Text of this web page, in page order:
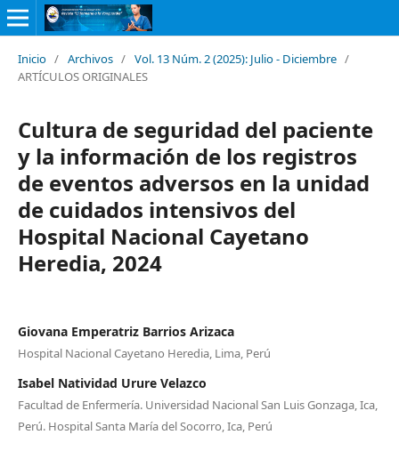
Inicio / Archivos / Vol. 13 Núm. 2 (2025): Julio - Diciembre /
ARTÍCULOS ORIGINALES
Cultura de seguridad del paciente
y la información de los registros
de eventos adversos en la unidad
de cuidados intensivos del
Hospital Nacional Cayetano
Heredia, 2024
Giovana Emperatriz Barrios Arizaca
Hospital Nacional Cayetano Heredia, Lima, Perú
Isabel Natividad Urure Velazco
Facultad de Enfermería. Universidad Nacional San Luis Gonzaga, Ica,
Perú. Hospital Santa María del Socorro, Ica, Perú